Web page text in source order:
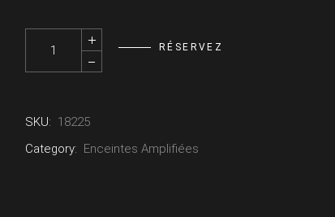
Kit 1x K12 - QSC quantity
RÉSERVEZ
SKU: 18225
Category: Enceintes Amplifiées